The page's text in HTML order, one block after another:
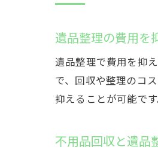
遺品整理の費用を
遺品整理で費用を抑
で、回収や整理のコ
抑えることが可能で
不用品回収と遺品